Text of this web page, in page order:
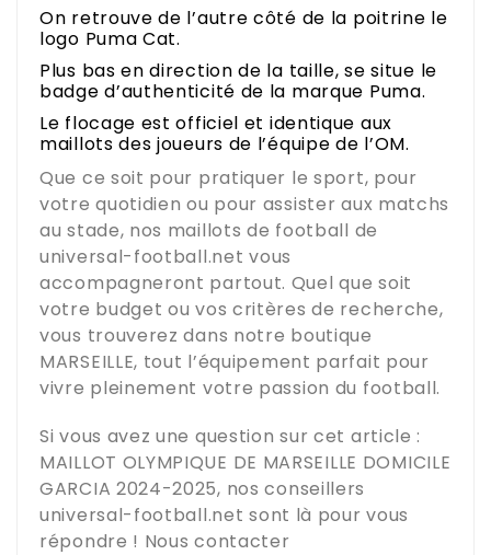
On retrouve de l’autre côté de la poitrine le
logo Puma Cat.
Plus bas en direction de la taille, se situe le
badge d’authenticité de la marque Puma.
Le flocage est officiel et identique aux
maillots des joueurs de l’équipe de l’OM.
Que ce soit pour pratiquer le sport, pour
votre quotidien ou pour assister aux matchs
au stade, nos maillots de football de
universal-football.net vous
accompagneront partout. Quel que soit
votre budget ou vos critères de recherche,
vous trouverez dans notre boutique
MARSEILLE, tout l’équipement parfait pour
vivre pleinement votre passion du football.
Si vous avez une question sur cet article :
MAILLOT OLYMPIQUE DE MARSEILLE DOMICILE
GARCIA 2024-2025, nos conseillers
universal-football.net sont là pour vous
répondre ! Nous contacter